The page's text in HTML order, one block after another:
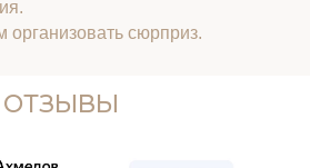
организовать сюрприз.
ОТЗЫВЫ